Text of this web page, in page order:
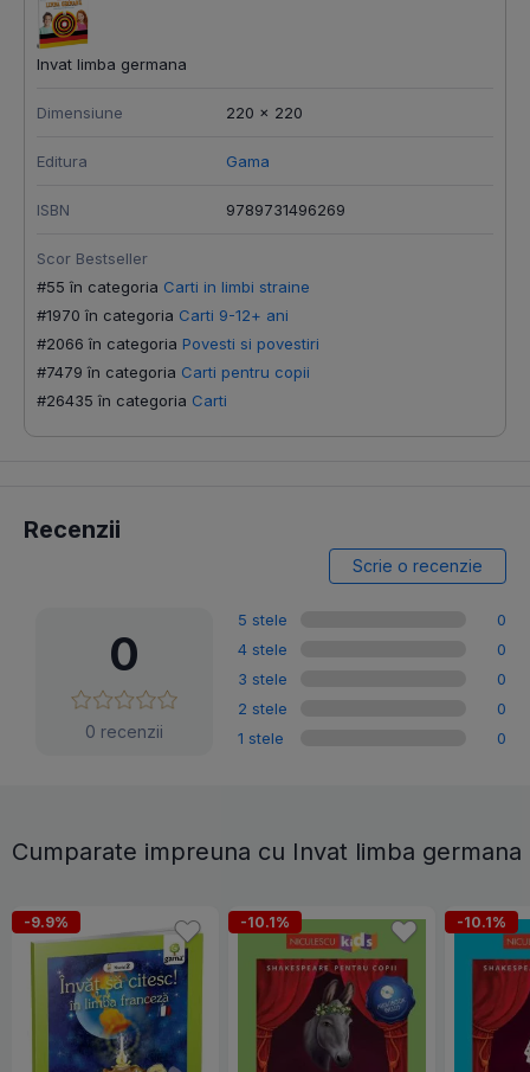
Invat limba germana
Dimensiune 220 × 220
Editura Gama
ISBN 9789731496269
Scor Bestseller
#55 în categoria Carti in limbi straine
#1970 în categoria Carti 9-12+ ani
#2066 în categoria Povesti si povestiri
#7479 în categoria Carti pentru copii
#26435 în categoria Carti
Recenzii
Scrie o recenzie
0
0 recenzii
5 stele
0
4 stele
0
3 stele
0
2 stele
0
1 stele
0
Cumparate impreuna cu Invat limba germana
-9.9% -10.1% -10.1%